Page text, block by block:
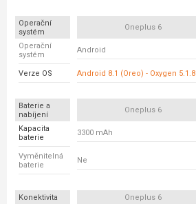
Operační
systém
Oneplus 6
Operační
systém
Android
Verze OS Android 8.1 (Oreo) - Oxygen 5.1.8
Baterie a
nabíjení
Oneplus 6
Kapacita
baterie
3300 mAh
Vyměnitelná
baterie
Ne
Konektivita Oneplus 6